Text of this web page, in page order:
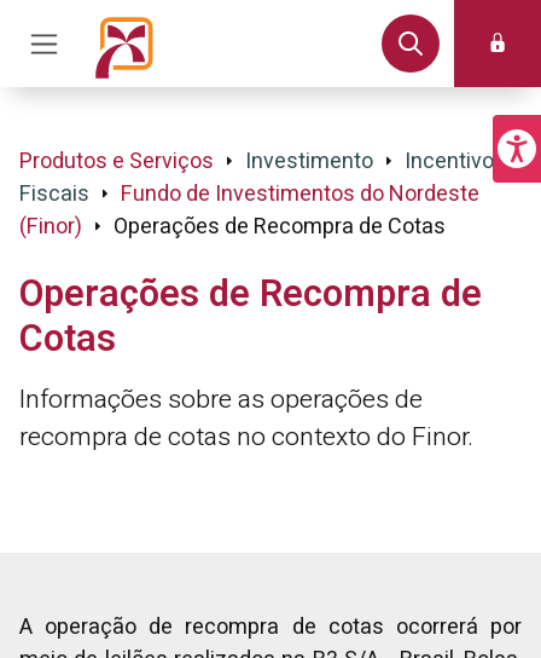
Produtos e Serviços Investimento
Incentivos
Fiscais
Fundo de Investimentos do Nordeste
(Finor)
Operações de Recompra de Cotas
Operações de Recompra de
Cotas
Informações sobre as operações de
recompra de cotas no contexto do Finor.
A operação de recompra de cotas ocorrerá por